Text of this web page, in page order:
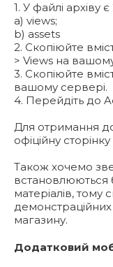
1. У файлі архіву
a) views;
b) assets
2. Скопіюйте
> Views на
3. Скопіюйте
вашому сервері.
4. Перейдіть до
Для отримання
офіційну сторінку
Також хочемо
встановлюються
матеріалів, тому
магазину.
Додатковий